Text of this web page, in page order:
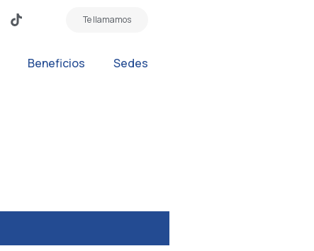
Te llamamos
Beneficios Sedes